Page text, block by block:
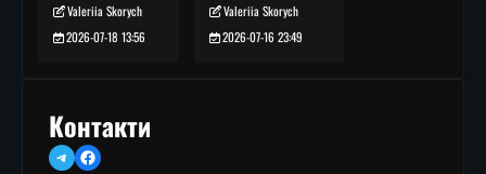
Valeriia Skorych
2026-07-18 13:56
Valeriia Skorych
2026-07-16 23:49
Контакти
TelegramFacebook